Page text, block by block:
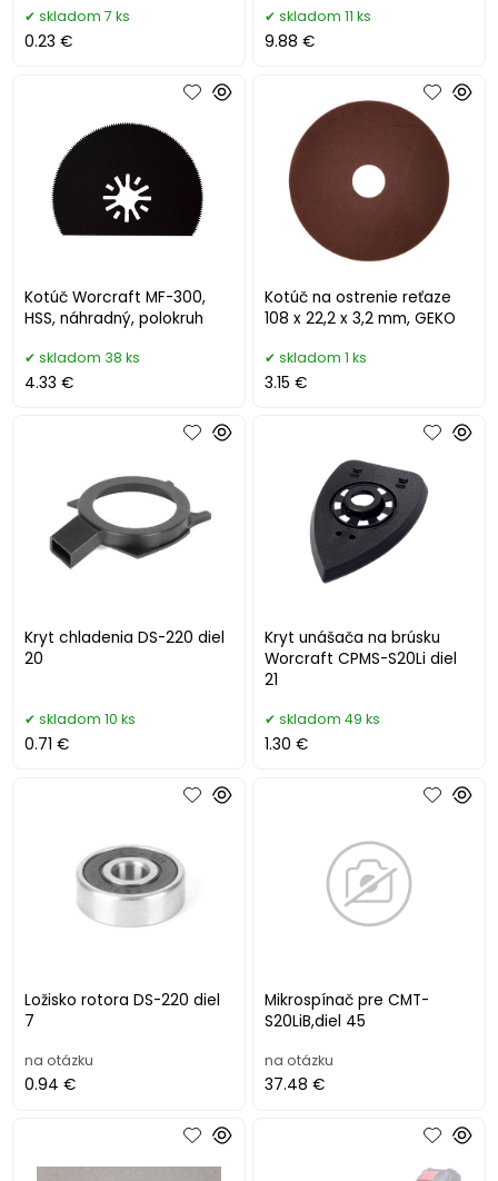
skladom 7 ks
0.23 €
skladom 11 ks
9.88 €
Kotúč Worcraft MF-300,
HSS, náhradný, polokruh
skladom 38 ks
4.33 €
Kotúč na ostrenie reťaze
108 x 22,2 x 3,2 mm, GEKO
skladom 1 ks
3.15 €
Kryt chladenia DS-220 diel
20
skladom 10 ks
0.71 €
Kryt unášača na brúsku
Worcraft CPMS-S20Li diel
21
skladom 49 ks
1.30 €
Ložisko rotora DS-220 diel
7
na otázku
0.94 €
Mikrospínač pre CMT-
S20LiB,diel 45
na otázku
37.48 €